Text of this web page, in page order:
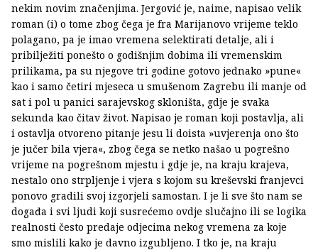
nekim novim značenjima. Jergović je, naime, napisao velik
roman (i) o tome zbog čega je fra Marijanovo vrijeme teklo
polagano, pa je imao vremena selektirati detalje, ali i
pribilježiti ponešto o godišnjim dobima ili vremenskim
prilikama, pa su njegove tri godine gotovo jednako »pune«
kao i samo četiri mjeseca u smušenom Zagrebu ili manje od
sat i pol u panici sarajevskog skloništa, gdje je svaka
sekunda kao čitav život. Napisao je roman koji postavlja, ali
i ostavlja otvoreno pitanje jesu li doista »uvjerenja ono što
je jučer bila vjera«, zbog čega se netko našao u pogrešno
vrijeme na pogrešnom mjestu i gdje je, na kraju krajeva,
nestalo ono strpljenje i vjera s kojom su kreševski franjevci
ponovo gradili svoj izgorjeli samostan. I je li sve što nam se
događa i svi ljudi koji susrećemo ovdje slučajno ili se logika
realnosti često predaje odjecima nekog vremena za koje
smo mislili kako je davno izgubljeno. I tko je, na kraju